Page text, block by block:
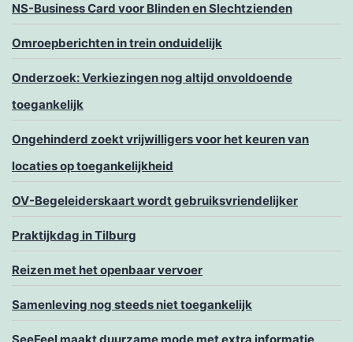
NS-Business Card voor Blinden en Slechtzienden
Omroepberichten in trein onduidelijk
Onderzoek: Verkiezingen nog altijd onvoldoende
toegankelijk
Ongehinderd zoekt vrijwilligers voor het keuren van
locaties op toegankelijkheid
OV-Begeleiderskaart wordt gebruiksvriendelijker
Praktijkdag in Tilburg
Reizen met het openbaar vervoer
Samenleving nog steeds niet toegankelijk